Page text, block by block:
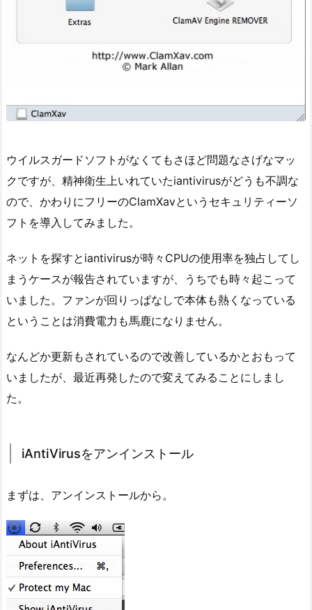
ウイルスガードソフトがなくてもさほど問題なさげなマッ
クですが、精神衛生上いれていたiantivirusがどうも不調な
ので、かわりにフリーのClamXavというセキュリティーソ
フトを導入してみました。
ネットを探すとiantivirusが時々CPUの使用率を独占してし
まうケースが報告されていますが、うちでも時々起こって
いました。ファンが回りっぱなしで本体も熱くなっている
ということは消費電力も馬鹿になりません。
なんどか更新もされているので改善しているかとおもって
いましたが、最近再発したので変えてみることにしまし
た。
iAntiVirusをアンインストール
まずは、アンインストールから。